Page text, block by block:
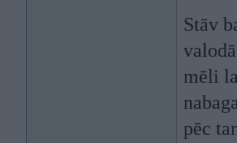
Stāv
mēli
pēc